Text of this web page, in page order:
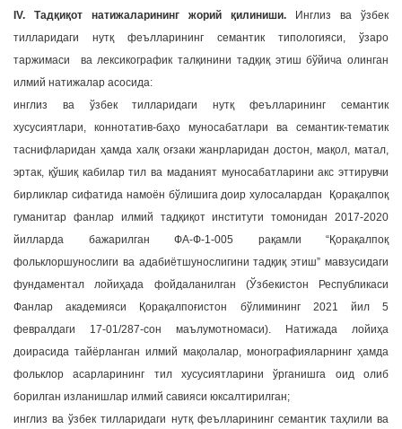
IV. Тадқиқот натижаларининг жорий қилиниши. Инглиз ва ўзбек
тилларидаги нутқ феълларининг семантик типологияси, ўзаро
таржимаси ва лексикографик талқинини тадқиқ этиш бўйича олинган
илмий натижалар асосида:
инглиз ва ўзбек тилларидаги нутқ феълларининг семантик
хусусиятлари, коннотатив-баҳо муносабатлари ва семантик-тематик
таснифларидан ҳамда халқ оғзаки жанрларидан достон, мақол, матал,
эртак, қўшиқ кабилар тил ва маданият муносабатларини акс эттирувчи
бирликлар сифатида намоён бўлишига доир хулосалардан Қорақалпоқ
гуманитар фанлар илмий тадқиқот институти томонидан 2017-2020
йилларда бажарилган ФА-Ф-1-005 рақамли “Қорақалпоқ
фольклоршунослиги ва адабиётшунослигини тадқиқ этиш” мавзусидаги
фундаментал лойиҳада фойдаланилган (Ўзбекистон Республикаси
Фанлар академияси Қорақалпоғистон бўлимининг 2021 йил 5
февралдаги 17-01/287-сон маълумотномаси). Натижада лойиҳа
доирасида тайёрланган илмий мақолалар, монографияларнинг ҳамда
фольклор асарларининг тил хусусиятларини ўрганишга оид олиб
борилган изланишлар илмий савияси юксалтирилган;
инглиз ва ўзбек тилларидаги нутқ феълларининг семантик таҳлили ва